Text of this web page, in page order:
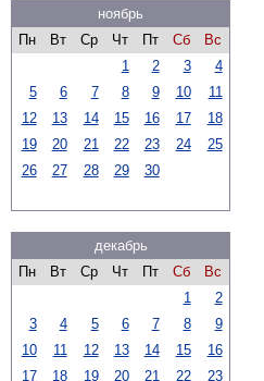
ноябрь
Пн
Вт Ср Чт Пт Сб
Вс
1
2 3
4
5
6 7 8 9 10
11
12
13 14 15 16 17
18
19
20 21 22 23 24
25
26
27 28 29 30
декабрь
Пн
Вт Ср Чт Пт Сб
Вс
1
2
3
4 5 6 7 8
9
10
11 12 13 14 15
16
17
18 19 20 21 22 23